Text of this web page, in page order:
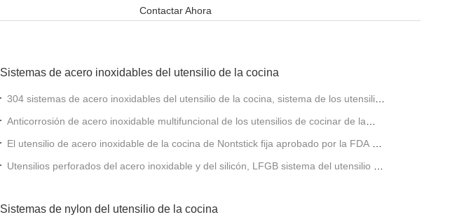
Contactar Ahora
Sistemas de acero inoxidables del utensilio de la cocina
304 sistemas de acero inoxidables del utensilio de la cocina, sistema de los utensilios
Anticorrosión de acero inoxidable multifuncional de los utensilios de cocinar de la
El utensilio de acero inoxidable de la cocina de Nontstick fija aprobado por la FDA sin
Utensilios perforados del acero inoxidable y del silicón, LFGB sistema del utensilio de
Sistemas de nylon del utensilio de la cocina